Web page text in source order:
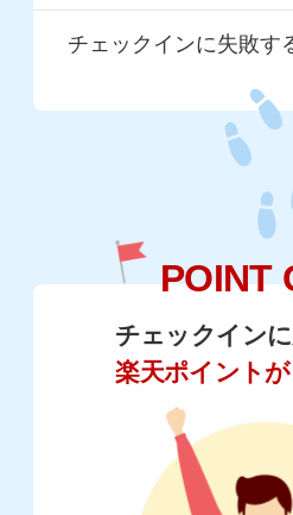
チェックインに失敗す
POINT
チェックイン
楽天ポイントが